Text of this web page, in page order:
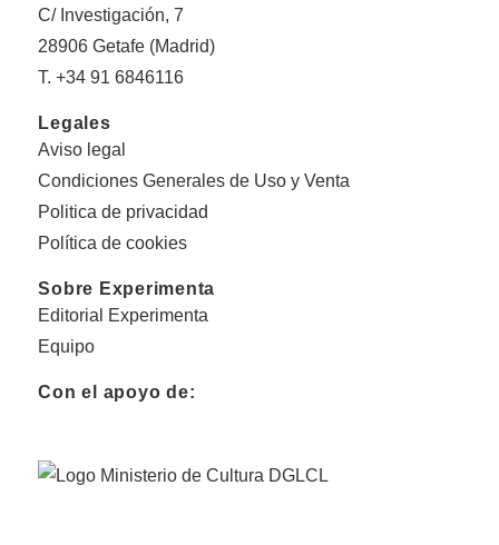
C/ Investigación, 7
28906 Getafe (Madrid)
T. +34 91 6846116
Legales
Aviso legal
Condiciones Generales de Uso y Venta
Politica de privacidad
Política de cookies
Sobre Experimenta
Editorial Experimenta
Equipo
Con el apoyo de: